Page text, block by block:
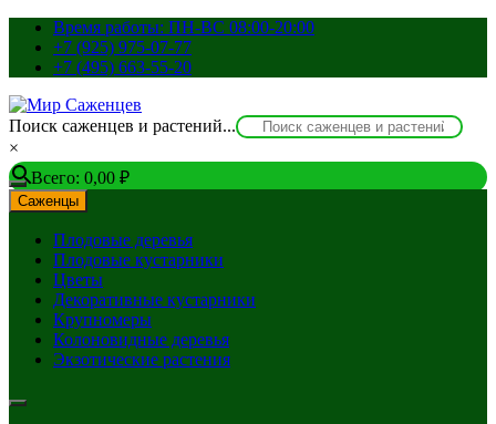
Перейти
содержимому
Время работы: ПН-ВС 08:00-20:00
+7 (925) 975-07-77
+7 (495) 663-55-20
Поиск саженцев и растений...
×
Всего: 0,00 ₽
Саженцы
Плодовые деревья
Плодовые кустарники
Цветы
Декоративные кустарники
Крупномеры
Колоновидные деревья
Экзотические растения